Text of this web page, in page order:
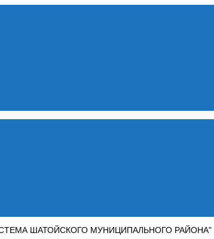
ШАТОЙСКОГО МУНИЦИПАЛЬНОГО РАЙОНА"